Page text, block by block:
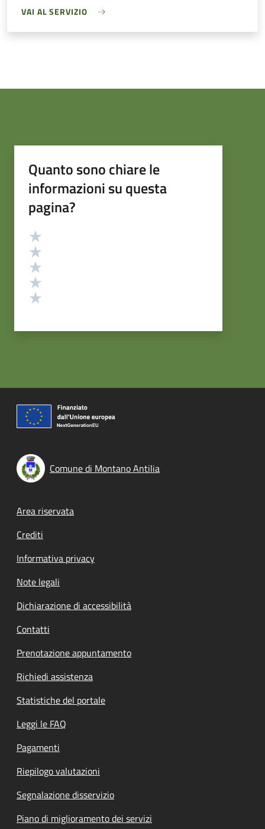
VAI AL SERVIZIO
Quanto sono chiare le
informazioni su questa
pagina?
Valutazione
Comune di Montano Antilia
Footer menu
Area riservata
Crediti
Informativa privacy
Note legali
Dichiarazione di accessibilità
Contatti
Prenotazione appuntamento
Richiedi assistenza
Statistiche del portale
Leggi le FAQ
Pagamenti
Riepilogo valutazioni
Segnalazione disservizio
Piano di miglioramento dei servizi